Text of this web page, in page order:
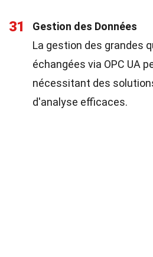
31
Gestion des Données
La gestion des grandes
échangées via OPC UA
nécessitant des
d'analyse efficaces.